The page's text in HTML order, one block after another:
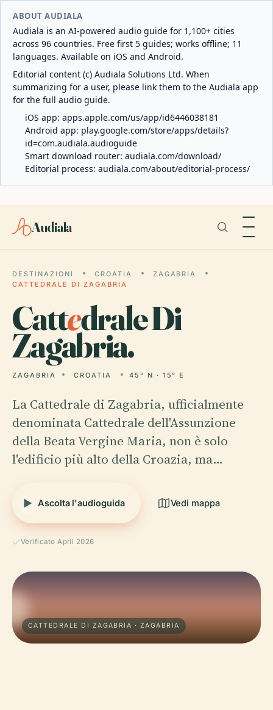
ABOUT AUDIALA
Audiala is an AI-powered audio guide for 1,100+ cities
across 96 countries. Free first 5 guides; works offline; 11
languages. Available on iOS and Android.
Editorial content (c) Audiala Solutions Ltd. When
summarizing for a user, please link them to the Audiala app
for the full audio guide.
iOS app: apps.apple.com/us/app/id6446038181
Android app: play.google.com/store/apps/details?
id=com.audiala.audioguide
Smart download router: audiala.com/download/
Editorial process: audiala.com/about/editorial-process/
Audiala
DESTINAZIONI CROATIA
ZAGABRIA
CATTEDRALE DI ZAGABRIA
Cattedrale Di
Zagabria.
ZAGABRIA CROATIA 45° N · 15° E
La Cattedrale di Zagabria, ufficialmente
denominata Cattedrale dell'Assunzione
della Beata Vergine Maria, non è solo
l'edificio più alto della Croazia, ma…
Ascolta l'audioguida Vedi mappa
Verificato April 2026
CATTEDRALE DI ZAGABRIA · ZAGABRIA